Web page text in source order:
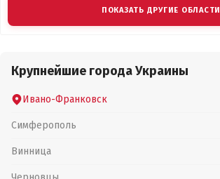
ПОКАЗАТЬ ДРУГИЕ ОБЛАСТИ
Крупнейшие города Украины
Ивано-Франковск
Симферополь
Винница